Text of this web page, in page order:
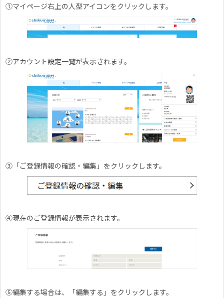
①マイページ右上の人型アイコンをクリックします。
②アカウント設定一覧が表示されます。
③「ご登録情報の確認・編集」をクリックします。
④現在のご登録情報が表示されます。
⑤編集する場合は、「編集する」をクリックします。